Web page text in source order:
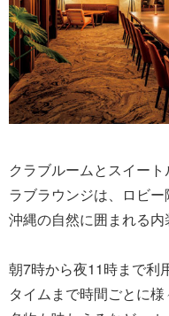
クラブルームとスイー
ラブラウンジは、ロビー
沖縄の自然に囲まれる内
朝7時から夜11時まで利
タイムまで時間ごとに